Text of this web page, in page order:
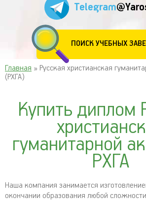
Telegram
ПОИСК УЧЕБНЫХ
Главная » Русская христианская
(РХГА)
Купить диплом
гуманитарной
РХГА
Наша компания занимается
окончании образования любой